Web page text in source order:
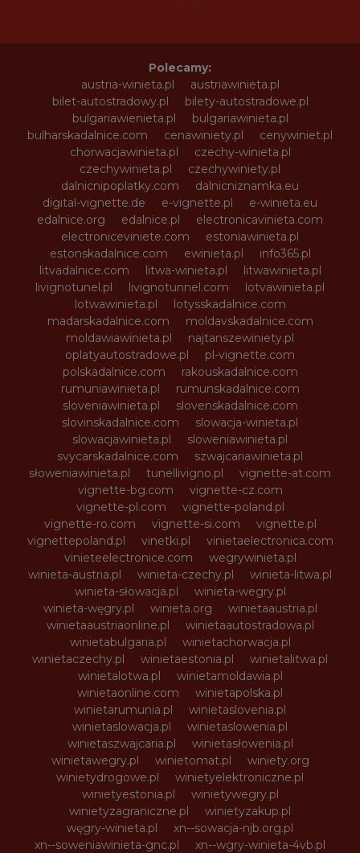
Polecamy:
austria-winieta.pl
austriawinieta.pl
bilet-autostradowy.pl
bilety-autostradowe.pl
bulgariawienieta.pl
bulgariawinieta.pl
bulharskadalnice.com
cenawiniety.pl
cenywiniet.pl
chorwacjawinieta.pl
czechy-winieta.pl
czechywinieta.pl
czechywiniety.pl
dalnicnipoplatky.com
dalnicniznamka.eu
digital-vignette.de
e-vignette.pl
e-winieta.eu
edalnice.org
edalnice.pl
electronicavinieta.com
electroniceviniete.com
estoniawinieta.pl
estonskadalnice.com
ewinieta.pl
info365.pl
litvadalnice.com
litwa-winieta.pl
litwawinieta.pl
livignotunel.pl
livignotunnel.com
lotvawinieta.pl
lotwawinieta.pl
lotysskadalnice.com
madarskadalnice.com
moldavskadalnice.com
moldawiawinieta.pl
najtanszewiniety.pl
oplatyautostradowe.pl
pl-vignette.com
polskadalnice.com
rakouskadalnice.com
rumuniawinieta.pl
rumunskadalnice.com
sloveniawinieta.pl
slovenskadalnice.com
slovinskadalnice.com
slowacja-winieta.pl
slowacjawinieta.pl
sloweniawinieta.pl
svycarskadalnice.com
szwajcariawinieta.pl
słoweniawinieta.pl
tunellivigno.pl
vignette-at.com
vignette-bg.com
vignette-cz.com
vignette-pl.com
vignette-poland.pl
vignette-ro.com
vignette-si.com
vignette.pl
vignettepoland.pl
vinetki.pl
vinietaelectronica.com
vinieteelectronice.com
wegrywinieta.pl
winieta-austria.pl
winieta-czechy.pl
winieta-litwa.pl
winieta-słowacja.pl
winieta-wegry.pl
winieta-węgry.pl
winieta.org
winietaaustria.pl
winietaaustriaonline.pl
winietaautostradowa.pl
winietabulgaria.pl
winietachorwacja.pl
winietaczechy.pl
winietaestonia.pl
winietalitwa.pl
winietalotwa.pl
winietamoldawia.pl
winietaonline.com
winietapolska.pl
winietarumunia.pl
winietaslovenia.pl
winietaslowacja.pl
winietaslowenia.pl
winietaszwajcaria.pl
winietasłowenia.pl
winietawegry.pl
winietomat.pl
winiety.org
winietydrogowe.pl
winietyelektroniczne.pl
winietyestonia.pl
winietywegry.pl
winietyzagraniczne.pl
winietyzakup.pl
węgry-winieta.pl
xn--sowacja-njb.org.pl
xn--soweniawinieta-gnc.pl
xn--wgry-winieta-4vb.pl